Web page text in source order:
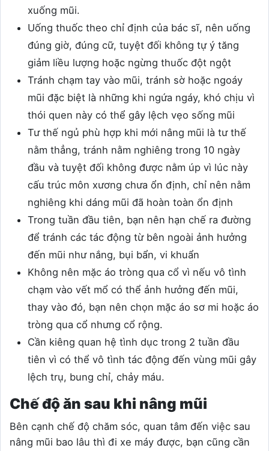
xuống mũi.
Uống thuốc theo chỉ định của bác sĩ, nên uống
đúng giờ, đúng cữ, tuyệt đối không tự ý tăng
giảm liều lượng hoặc ngừng thuốc đột ngột
Tránh chạm tay vào mũi, tránh sờ hoặc ngoáy
mũi đặc biệt là những khi ngứa ngáy, khó chịu vì
thói quen này có thể gây lệch vẹo sống mũi
Tư thế ngủ phù hợp khi mới nâng mũi là tư thế
nằm thẳng, tránh nằm nghiêng trong 10 ngày
đầu và tuyệt đối không được nằm úp vì lúc này
cấu trúc môn xương chưa ổn định, chỉ nên nằm
nghiêng khi dáng mũi đã hoàn toàn ổn định
Trong tuần đầu tiên, bạn nên hạn chế ra đường
để tránh các tác động từ bên ngoài ảnh hưởng
đến mũi như nắng, bụi bẩn, vi khuẩn
Không nên mặc áo tròng qua cổ vì nếu vô tình
chạm vào vết mổ có thể ảnh hưởng đến mũi,
thay vào đó, bạn nên chọn mặc áo sơ mi hoặc áo
tròng qua cổ nhưng cổ rộng.
Cần kiêng quan hệ tình dục trong 2 tuần đầu
tiên vì có thể vô tình tác động đến vùng mũi gây
lệch trụ, bung chỉ, chảy máu.
Chế độ ăn sau khi nâng mũi
Bên cạnh chế độ chăm sóc, quan tâm đến việc sau
nâng mũi bao lâu thì đi xe máy được, bạn cũng cần